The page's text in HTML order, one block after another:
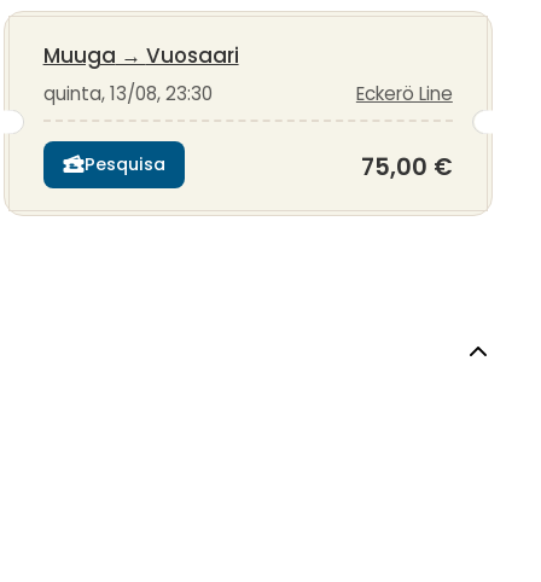
Muuga → Vuosaari
quinta, 13/08, 23:30 Eckerö Line
Pesquisa 75,00 €